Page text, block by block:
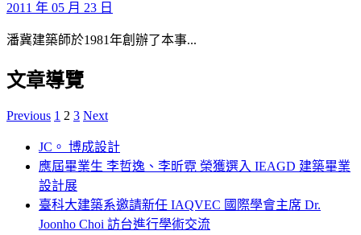
2011 年 05 月 23 日
潘冀建築師於1981年創辦了本事...
文章導覽
Previous 1 2 3 Next
JC。 博成設計
應屆畢業生 李哲逸、李昕霓 榮獲選入 IEAGD 建築畢業
設計展
臺科大建築系邀請新任 IAQVEC 國際學會主席 Dr.
Joonho Choi 訪台進行學術交流